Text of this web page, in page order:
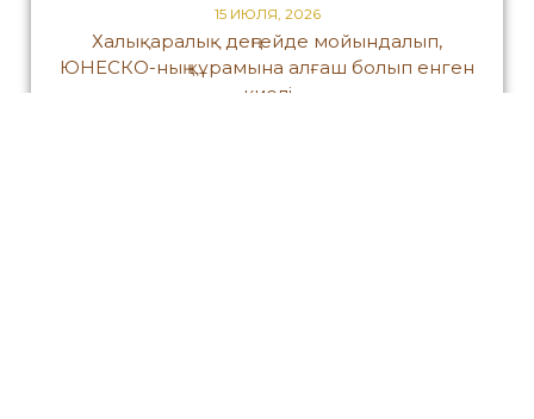
15 ИЮЛЯ, 2026
Халықаралық деңгейде мойындалып,
ЮНЕСКО-ның құрамына алғаш болып енген
киелі